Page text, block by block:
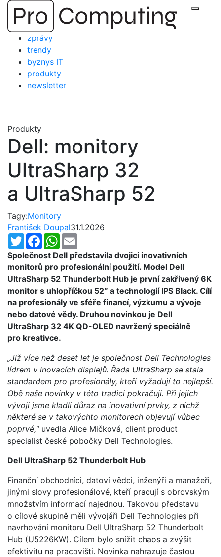
Přejít
obsah
zprávy
trendy
byznys IT
produkty
newsletter
Produkty
Dell: monitory
UltraSharp 32
a UltraSharp 52
Tagy:Monitory
František Doupal31.1.2026
TwitterFacebookWhatsApp
Společnost Dell představila dvojici inovativních
monitorů pro profesionální použití. Model Dell
UltraSharp 52 Thunderbolt Hub je první zakřivený 6K
monitor s uhlopříčkou 52″ a technologií IPS Black. Cílí
na profesionály ve sféře financí, výzkumu a vývoje
nebo datové vědy. Druhou novinkou je Dell
UltraSharp 32 4K QD-OLED navržený speciálně
pro kreativce.
„Již více než deset let je společnost Dell Technologies
lídrem v inovacích displejů. Řada UltraSharp se stala
standardem pro profesionály, kteří vyžadují to nejlepší.
Obě naše novinky v této tradici pokračují. Při jejich
vývoji jsme kladli důraz na inovativní prvky, z nichž
některé se v takovýchto monitorech objevují vůbec
poprvé,“uvedla Alice Mičková, client product
specialist české pobočky Dell Technologies.
Dell UltraSharp 52 Thunderbolt Hub
Finanční obchodníci, datoví vědci, inženýři a manažeři,
jinými slovy profesionálové, kteří pracují s obrovským
množstvím informací najednou. Takovou představu
o cílové skupině měli vývojáři Dell Technologies při
navrhování monitoru Dell UltraSharp 52 Thunderbolt
Hub (U5226KW). Cílem bylo snížit chaos a zvýšit
efektivitu na pracovišti. Novinka nahrazuje častou